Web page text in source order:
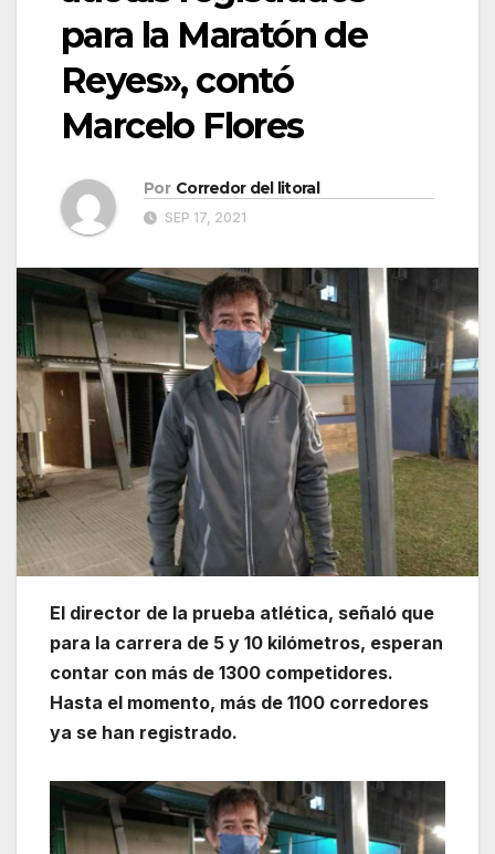
para la Maratón de
Reyes», contó
Marcelo Flores
Por Corredor del litoral
SEP 17, 2021
El director de la prueba atlética, señaló que
para la carrera de 5 y 10 kilómetros, esperan
contar con más de 1300 competidores.
Hasta el momento, más de 1100 corredores
ya se han registrado.